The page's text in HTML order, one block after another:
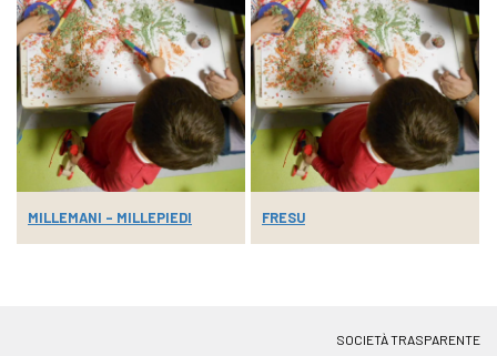
MILLEMANI – MILLEPIEDI FRESU
SOCIETÀ TRASPARENTE